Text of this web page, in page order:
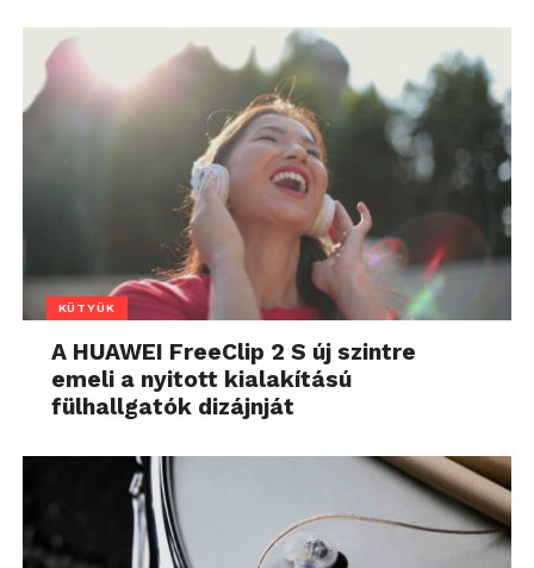
KÜTYÜK
A HUAWEI FreeClip 2 S új szintre
emeli a nyitott kialakítású
fülhallgatók dizájnját